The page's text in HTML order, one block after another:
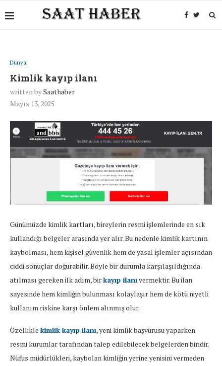
Dünya
Kimlik kayıp ilanı
written bySaathaber
Mayıs 13, 2025
Günümüzde kimlikkartları,bireylerin resmiişlemlerinde en sık
kullandığıbelgelerarasındayeralır.Bu nedenle kimlikkartının
kaybolması,hemkişisel güvenlikhemde yasal işlemleraçısından
ciddi sonuçlardoğurabilir.Böylebirdurumlakarşılaşıldığında
atılması gerekenilkadım,birkayıp ilanıvermektir.Builan
sayesinde hemkimliğinbulunması kolaylaşırhemde kötü niyetli
kullanım riskine karşı önlemalınmışolur.
Özellikle kimlik kayıp ilanı,yenikimlikbaşvurusuyaparken
resmikurumlartarafındantalep edilebilecekbelgelerdenbiridir.
Nüfus müdürlükleri,kaybolankimliğinyerine yenisinivermeden